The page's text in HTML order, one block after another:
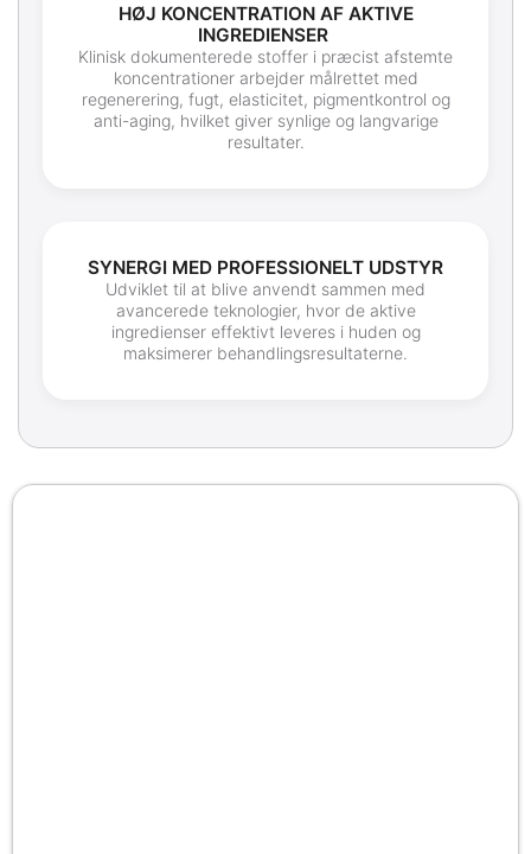
HØJ KONCENTRATION AF AKTIVE
INGREDIENSER
Klinisk dokumenterede stoffer i præcist afstemte
koncentrationer arbejder målrettet med
regenerering, fugt, elasticitet, pigmentkontrol og
anti-aging, hvilket giver synlige og langvarige
resultater.
SYNERGI MED PROFESSIONELT UDSTYR
Udviklet til at blive anvendt sammen med
avancerede teknologier, hvor de aktive
ingredienser effektivt leveres i huden og
maksimerer behandlingsresultaterne.